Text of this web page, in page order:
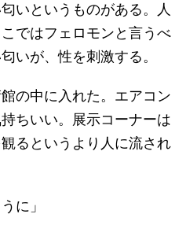
いというものがある。人
ではフェロモンと言うべ
いが、性を刺激する。
の中に入れた。エアコン
ちいい。展示コーナーは
るというより人に流され
に」